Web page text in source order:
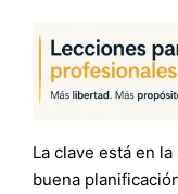
La clave está en
buena